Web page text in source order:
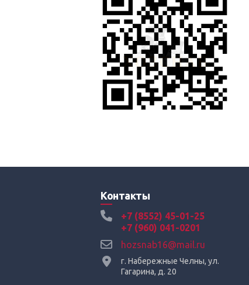
Контакты
+7 (8552) 45-01-25
+7 (960) 041-0201
hozsnab16@mail.ru
г. Набережные Челны, ул.
Гагарина, д. 20